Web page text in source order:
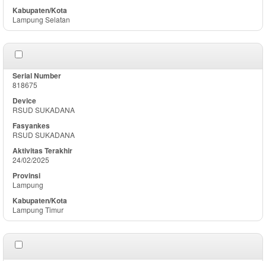
Lampung Selatan
818675
RSUD SUKADANA
RSUD SUKADANA
24/02/2025
Lampung
Lampung Timur